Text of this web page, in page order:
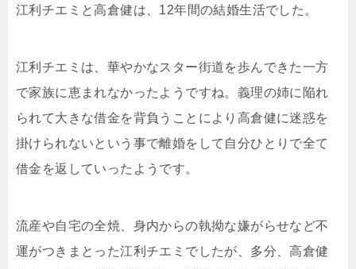
江利チエミと高倉健は、12年間の結婚生活でした。
江利チエミは、華やかなスター街道を歩んできた一方
で家族に恵まれなかったようですね。義理の姉に陥れ
られて大きな借金を背負うことにより高倉健に迷惑を
掛けられないという事で離婚をして自分ひとりで全て
借金を返していったようです。
流産や自宅の全焼、身内からの執拗な嫌がらせなど不
運がつきまとった江利チエミでしたが、多分、高倉健